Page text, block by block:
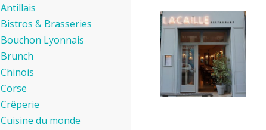
Antillais
Bistros & Brasseries
Bouchon Lyonnais
Brunch
Chinois
Corse
Crêperie
Cuisine du monde